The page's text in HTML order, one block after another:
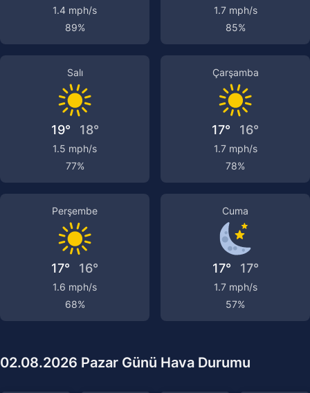
1.4 mph/s
89%
1.7 mph/s
85%
Salı
19° 18°
1.5 mph/s
77%
Çarşamba
17° 16°
1.7 mph/s
78%
Perşembe
17° 16°
1.6 mph/s
68%
Cuma
17° 17°
1.7 mph/s
57%
02.08.2026 Pazar Günü Hava Durumu